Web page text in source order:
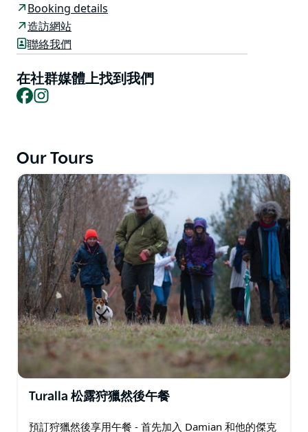
對於那些剛剛預訂狩獵的人，您將享受到松露的清淡品
嚐，包括（對於成人）達米安著名的松露伏特加酒，讓您
暖和起來。對於那些預訂 Hunt then Cook Adventure
的人，您將看到如何準備和烹飪一些他們最喜歡的松露菜
餚，然後您將坐下來享用剛剛用一杯葡萄酒烹製的午餐，
分鐘車程，靠近喬治湖。
Booking details
造訪網站
聯絡我們
在社群媒體上找到我們
Facebook
Our Tours
Turalla 松露狩獵然後午餐
預訂狩獵然後享用午餐 - 首先加入 Damian 和他的傑克